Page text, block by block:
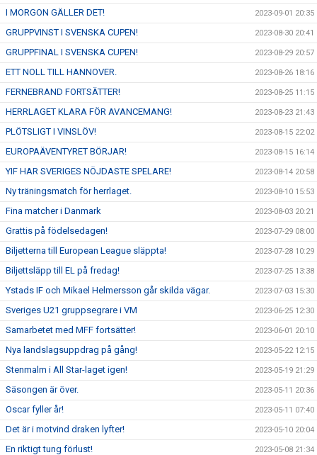
I MORGON GÄLLER DET! 2023-09-01 20:35
GRUPPVINST I SVENSKA CUPEN! 2023-08-30 20:41
GRUPPFINAL I SVENSKA CUPEN! 2023-08-29 20:57
ETT NOLL TILL HANNOVER. 2023-08-26 18:16
FERNEBRAND FORTSÄTTER! 2023-08-25 11:15
HERRLAGET KLARA FÖR AVANCEMANG! 2023-08-23 21:43
PLÖTSLIGT I VINSLÖV! 2023-08-15 22:02
EUROPAÄVENTYRET BÖRJAR! 2023-08-15 16:14
YIF HAR SVERIGES NÖJDASTE SPELARE! 2023-08-14 20:58
Ny träningsmatch för herrlaget. 2023-08-10 15:53
Fina matcher i Danmark 2023-08-03 20:21
Grattis på födelsedagen! 2023-07-29 08:00
Biljetterna till European League släppta! 2023-07-28 10:29
Biljettsläpp till EL på fredag! 2023-07-25 13:38
Ystads IF och Mikael Helmersson går skilda vägar. 2023-07-03 15:30
Sveriges U21 gruppsegrare i VM 2023-06-25 12:30
Samarbetet med MFF fortsätter! 2023-06-01 20:10
Nya landslagsuppdrag på gång! 2023-05-22 12:15
Stenmalm i All Star-laget igen! 2023-05-19 21:29
Säsongen är över. 2023-05-11 20:36
Oscar fyller år! 2023-05-11 07:40
Det är i motvind draken lyfter! 2023-05-10 20:04
En riktigt tung förlust! 2023-05-08 21:34